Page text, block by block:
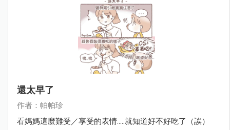
還太早了
作者：帕帕珍
看媽媽這麼難受／享受的表情.....就知道好不好吃了（誒）